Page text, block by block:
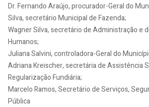
Dr. Fernando Araújo, procurador-Geral do
Silva, secretário Municipal de Fazenda;
Wagner Silva, secretário de Administração e
Humanos;
Juliana Salvini, controladora-Geral do
Adriana Kreischer, secretária de Assistência
Regularização Fundiária;
Marcelo Ramos, Secretário de Serviços,
Pública